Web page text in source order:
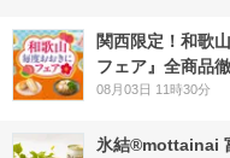
関西限定！和歌
フェア』全商品
08月03日 11時30分
氷結®mottainai